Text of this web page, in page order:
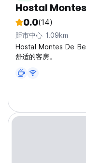
Hostal
0.0(14)
距市中心 1.09km
Hostal Montes De
舒适的客房。